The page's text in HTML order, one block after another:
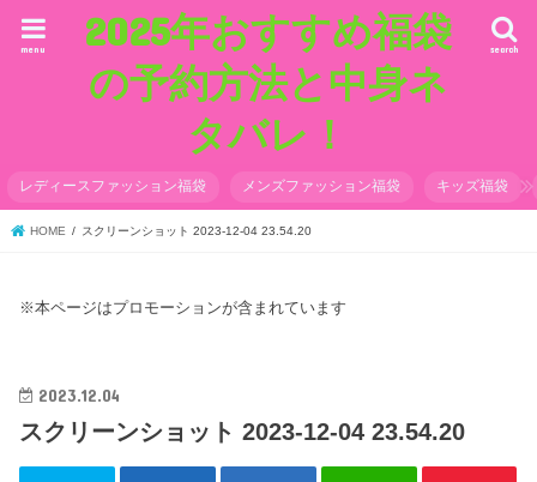
2025年おすすめ福袋
の予約方法と中身ネ
タバレ！
search
menu
レディースファッション福袋 メンズファッション福袋 キッズ福袋
HOME スクリーンショット 2023-12-04 23.54.20
※本ページはプロモーションが含まれています
2023.12.04
スクリーンショット 2023-12-04 23.54.20